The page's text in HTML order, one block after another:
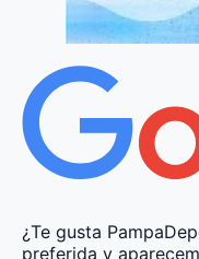
¿Te gusta
preferida y